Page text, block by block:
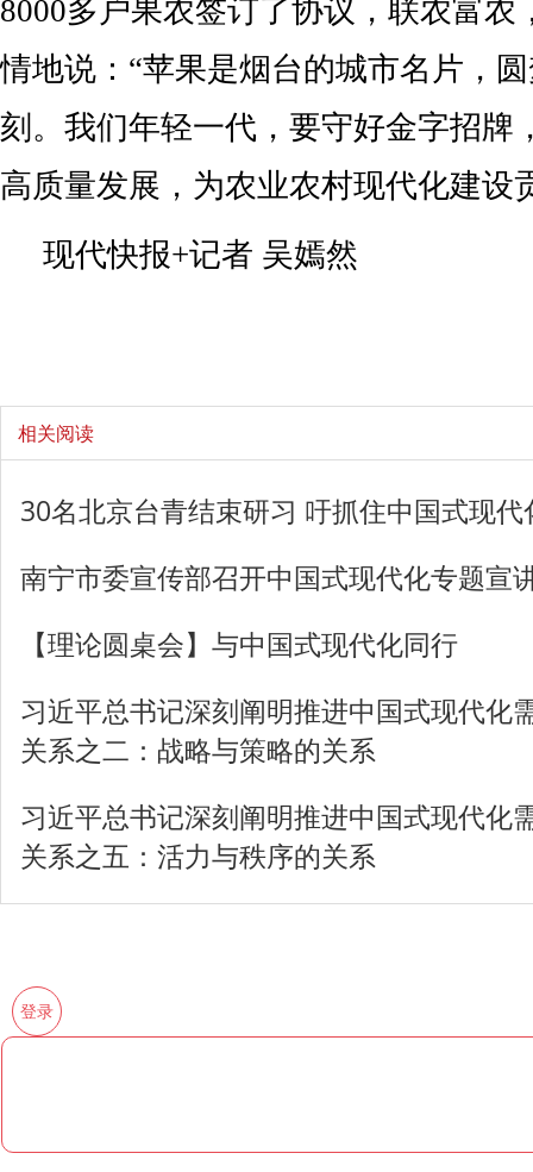
8000多户果农签订了协议，联农富农
情地说：“苹果是烟台的城市名片，
刻。我们年轻一代，要守好金字招牌
高质量发展，为农业农村现代化建设
现代快报+记者 吴嫣然
相关阅读
30名北京台青结束研习 吁抓住中国式现代
南宁市委宣传部召开中国式现代化专题宣
【理论圆桌会】与中国式现代化同行
习近平总书记深刻阐明推进中国式现代化
关系之二：战略与策略的关系
习近平总书记深刻阐明推进中国式现代化
关系之五：活力与秩序的关系
登录